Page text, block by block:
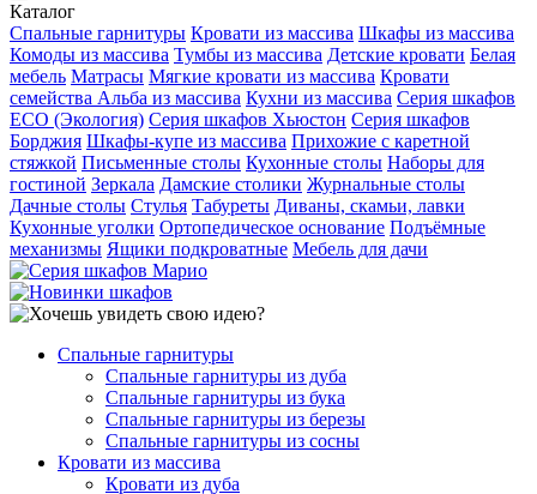
Каталог
Спальные гарнитуры Кровати из массива Шкафы из массива
Комоды из массива Тумбы из массива Детские кровати Белая
мебель Матрасы Мягкие кровати из массива Кровати
семейства Альба из массива Кухни из массива Серия шкафов
ECO (Экология) Серия шкафов Хьюстон Серия шкафов
Борджия Шкафы-купе из массива Прихожие с каретной
стяжкой Письменные столы Кухонные столы Наборы для
гостиной Зеркала Дамские столики Журнальные столы
Дачные столы Стулья Табуреты Диваны, скамьи, лавки
Кухонные уголки Ортопедическое основание Подъёмные
механизмы Ящики подкроватные Мебель для дачи
Спальные гарнитуры
Спальные гарнитуры из дуба
Спальные гарнитуры из бука
Спальные гарнитуры из березы
Спальные гарнитуры из сосны
Кровати из массива
Кровати из дуба